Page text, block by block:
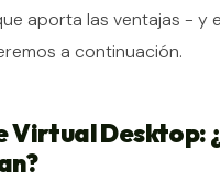
aporta las ventajas - y
a continuación.
Virtual Desktop: